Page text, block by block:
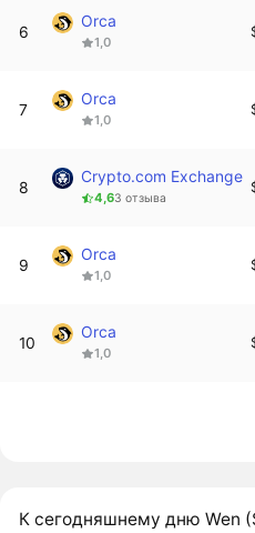
6
Orca
1,0
7
Orca
1,0
8
Crypto.com Exchange
4,63 отзыва
9
Orca
1,0
10
Orca
1,0
К сегодняшнему дню Wen